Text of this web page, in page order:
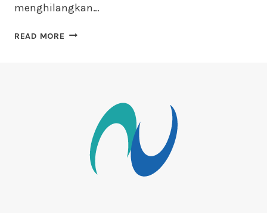
menghilangkan…
READ MORE APA